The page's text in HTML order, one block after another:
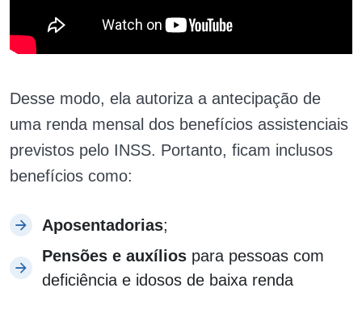
Desse modo, ela autoriza a antecipação de
uma renda mensal dos benefícios assistenciais
previstos pelo INSS. Portanto, ficam inclusos
benefícios como:
Aposentadorias;
Pensões e auxílios para pessoas com
deficiência e idosos de baixa renda